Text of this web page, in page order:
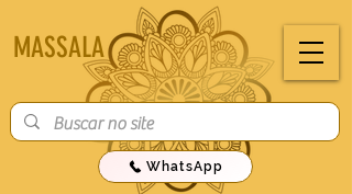
MASSALA
WhatsApp